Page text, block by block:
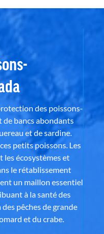
des poissons-
bancs abondants
et de sardine.
petits poissons. Les
écosystèmes et
le rétablissement
un maillon essentiel
à la santé des
pêches de grande
et du crabe.